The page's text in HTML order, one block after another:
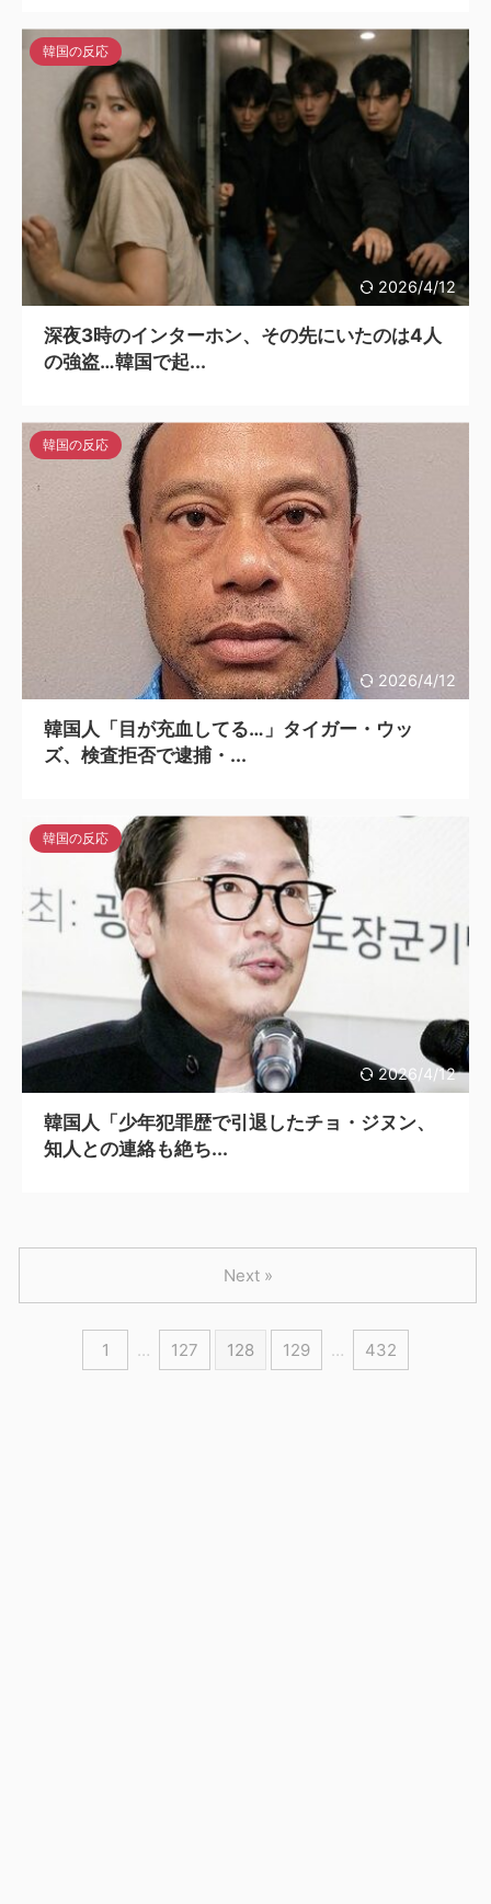
2026/4/12
韓国の反応
深夜3時のインターホン、その先にいたのは4人
の強盗…韓国で起...
2026/4/12
韓国の反応
韓国人「目が充血してる…」タイガー・ウッ
ズ、検査拒否で逮捕・...
2026/4/12
韓国の反応
韓国人「少年犯罪歴で引退したチョ・ジヌン、
知人との連絡も絶ち...
1 … 127 128 129 … 432
Next »